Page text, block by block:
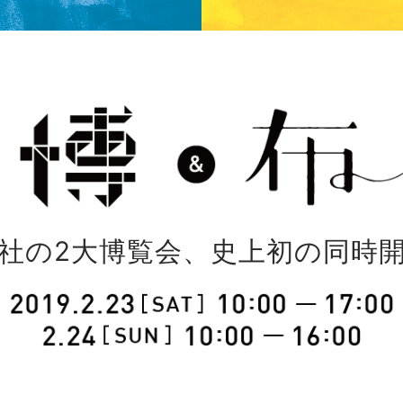
の2大博覧会、史上初の同時